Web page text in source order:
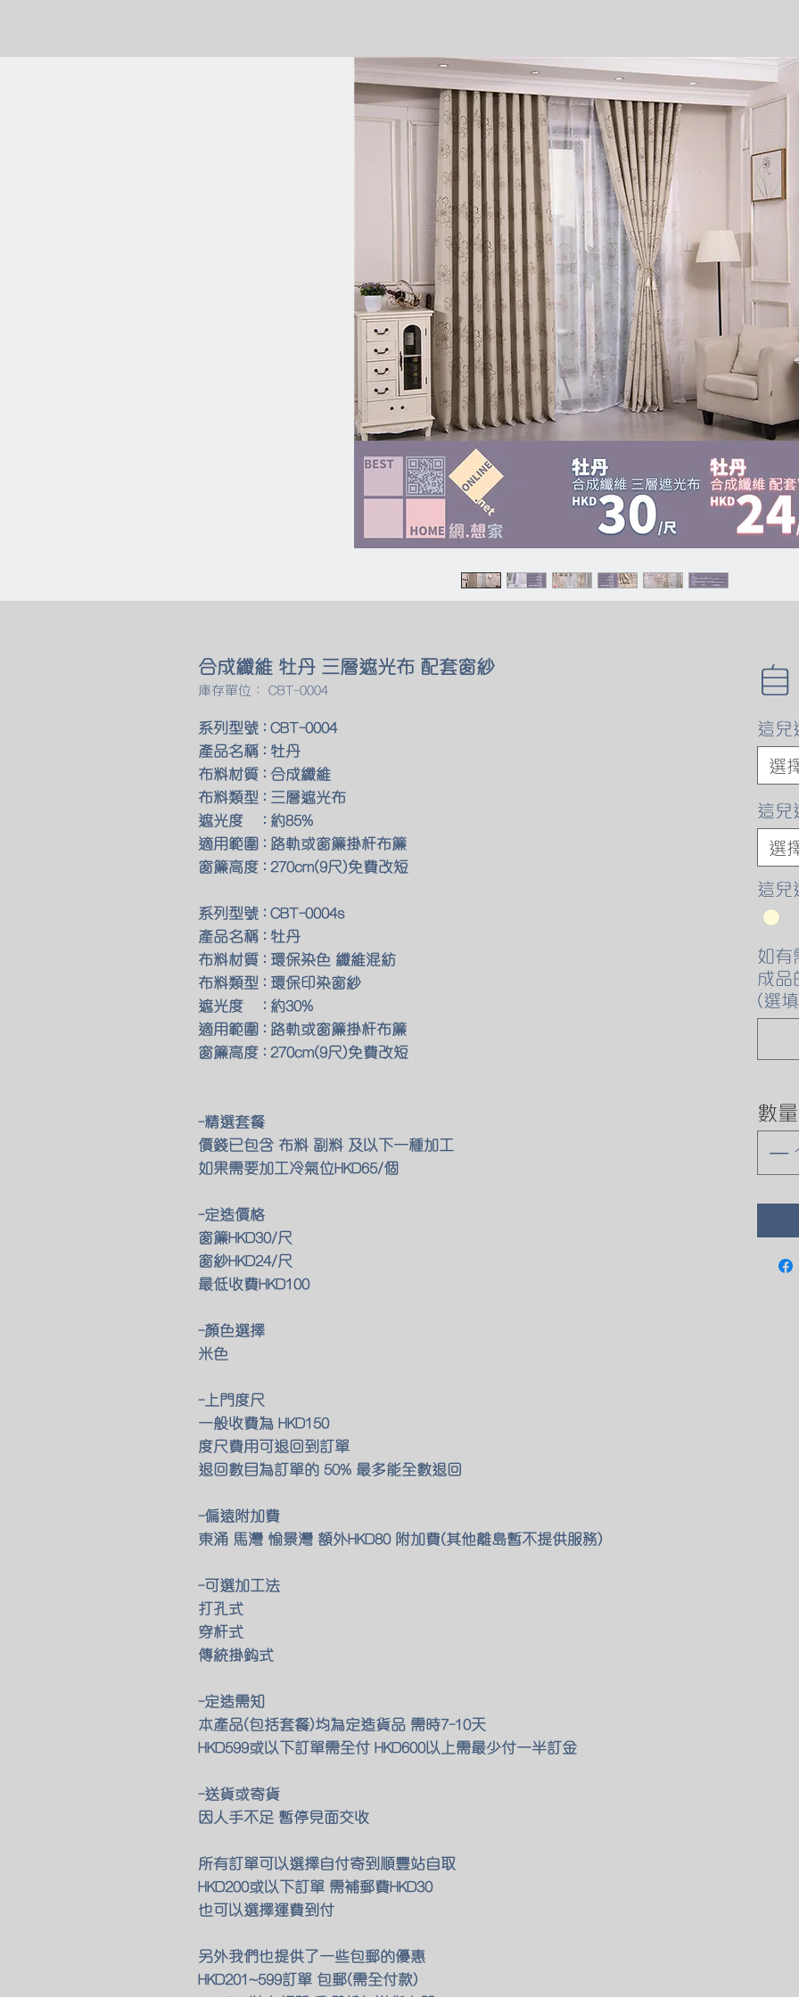
合成纖維 牡丹 三層遮光布 配套窗紗
庫存單位： CBT-0004
系列型號 : CBT-0004
產品名稱 : 牡丹
布料材質 : 合成纖維
布料類型 : 三層遮光布
遮光度 : 約85%
適用範圍 : 路軌或窗簾掛杆布簾
窗簾高度 : 270cm(9尺)免費改短
系列型號 : CBT-0004s
產品名稱 : 牡丹
布料材質 : 環保染色 纖維混紡
布料類型 : 環保印染窗紗
遮光度 : 約30%
適用範圍 : 路軌或窗簾掛杆布簾
窗簾高度 : 270cm(9尺)免費改短
-精選套餐
價錢已包含 布料 副料 及以下一種加工
如果需要加工冷氣位HKD65/個
-定造價格
窗簾HKD30/尺
窗紗HKD24/尺
最低收費HKD100
-顏色選擇
米色
-上門度尺
一般收費為 HKD150
度尺費用可退回到訂單
退回數目為訂單的 50% 最多能全數退回
-偏遠附加費
東涌 馬灣 愉景灣 額外HKD80 附加費(其他離島暫不提供服務)
-可選加工法
打孔式
穿杆式
傳統掛鈎式
-定造需知
本產品(包括套餐)均為定造貨品 需時7-10天
HKD599或以下訂單需全付 HKD600以上需最少付一半訂金
-送貨或寄貨
​因人手不足 暫停見面交收
所有訂單可以選擇自付寄到順豐站自取
HKD200或以下訂單 需補郵費HKD30
也可以選擇運費到付
另外我們也提供了一些包郵的優惠
HKD201~599訂單 包郵(需全付款)
自
這兒
選
這兒
選
這兒
如有
成品
(選
數量